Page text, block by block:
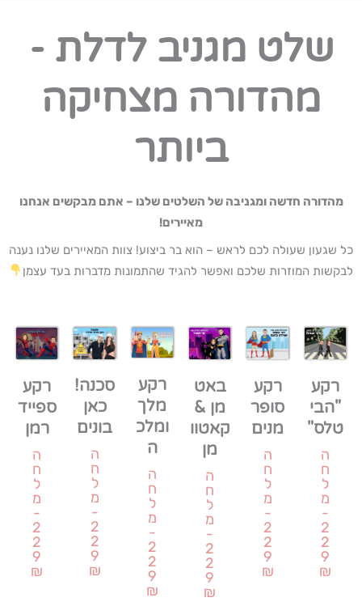
שלט מגניב לדלת -
מהדורה מצחיקה
ביותר
מהדורה חדשה ומגניבה של השלטים שלנו – אתם מבקשים אנחנו
מאיירים!
כל שגעון שעולה לכם לראש – הוא בר ביצוע! צוות המאיירים שלנו נענה
לבקשות המוזרות שלכם ואפשר להגיד שהתמונות מדברות בעד עצמן
רקע
"הבי
טלס"
ה
ח
ל
מ
-
2
2
9
₪
רקע
סופר
מנים
ה
ח
ל
מ
-
2
2
9
₪
באט
מן &
קאטוו
מן
ה
ח
ל
מ
-
2
2
9
₪
רקע
מלך
ומלכ
ה
ה
ח
ל
מ
-
2
2
9
₪
סכנה!
כאן
בונים
ה
ח
ל
מ
-
2
2
9
₪
רקע
ספייד
רמן
ה
ח
ל
מ
-
2
2
9
₪